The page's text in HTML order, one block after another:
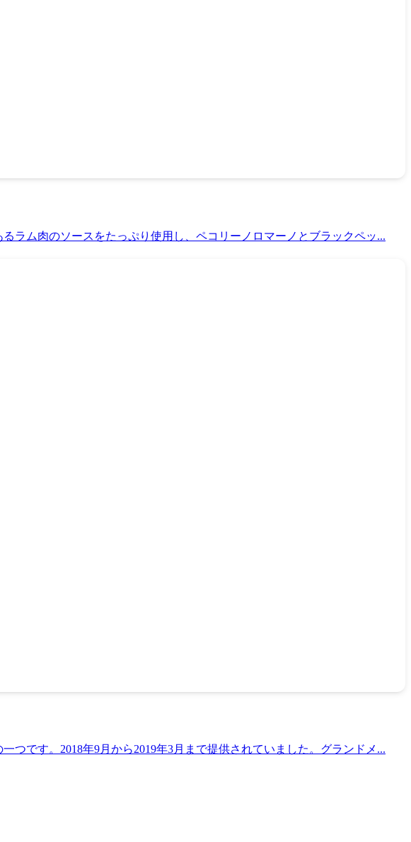
ラム肉のソースをたっぷり使用し、ペコリーノロマーノとブラックペッ...
つです。2018年9月から2019年3月まで提供されていました。グランドメ...